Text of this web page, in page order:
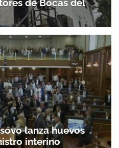
de Bocas del
lanza huevos
interino